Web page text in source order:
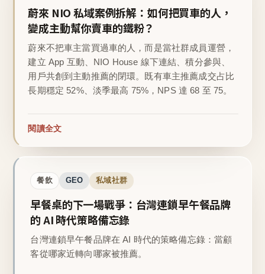
蔚來 NIO 私域案例拆解：如何把買車的人，
變成主動幫你賣車的鐵粉？
蔚來不把車主當買過車的人，而是當社群成員運營，
建立 App 互動、NIO House 線下連結、積分參與、
用戶共創到主動推薦的閉環。既有車主推薦成交占比
長期穩定 52%、淡季最高 75%，NPS 達 68 至 75。
閱讀全文
餐飲 GEO 私域社群
早餐桌的下一場戰爭：台灣連鎖早午餐品牌
的 AI 時代策略備忘錄
台灣連鎖早午餐品牌在 AI 時代的策略備忘錄：當顧
客從哪家近轉向哪家被推薦。